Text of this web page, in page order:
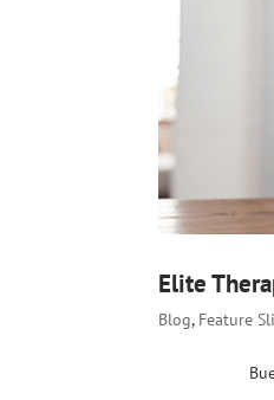
Elite
Blog, Feature